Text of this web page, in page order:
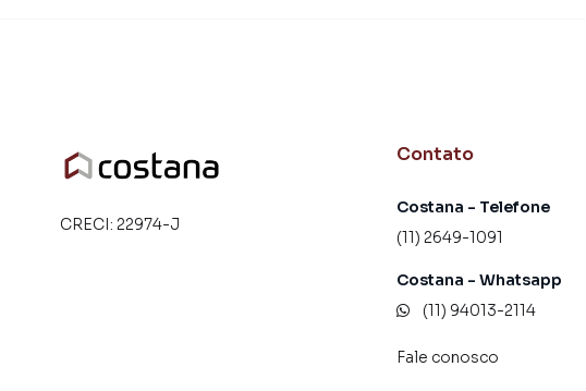
CRECI: 22974-J
Contato
Costana - Telefone
(11) 2649-1091
Costana - Whatsapp
(11) 94013-2114
Fale conosco